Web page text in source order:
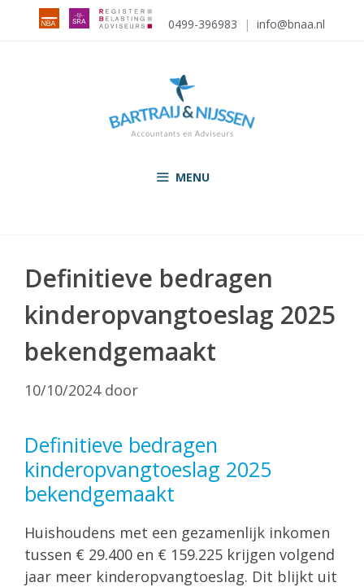
0499-396983 | info@bnaa.nl
MENU
Definitieve bedragen
kinderopvangtoeslag 2025
bekendgemaakt
10/10/2024 door
Definitieve bedragen
kinderopvangtoeslag 2025
bekendgemaakt
Huishoudens met een gezamenlijk inkomen
tussen € 29.400 en € 159.225 krijgen volgend
jaar meer kinderopvangtoeslag. Dit blijkt uit